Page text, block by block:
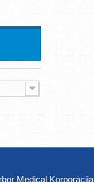
Medical Korporācija